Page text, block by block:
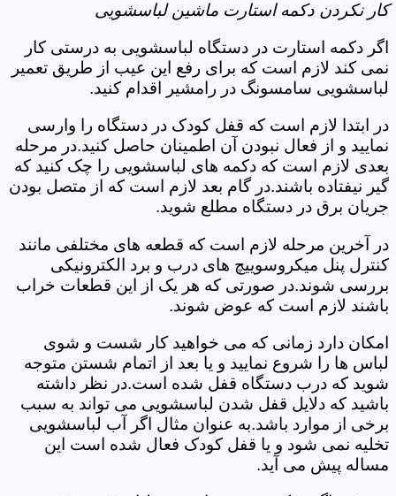
کار نکردن دکمه استارت ماشین لباسشویی
اگر دکمه استارت در دستگاه لباسشویی به درستی کار
نمی کند لازم است که برای رفع این عیب از طریق تعمیر
لباسشویی سامسونگ در رامشیر اقدام کنید.
در ابتدا لازم است که قفل کودک در دستگاه را وارسی
نمایید و از فعال نبودن آن اطمینان حاصل کنید.در مرحله
بعدی لازم است که دکمه های لباسشویی را چک کنید که
گیر نیفتاده باشند.در گام بعد لازم است که از متصل بودن
جریان برق در دستگاه مطلع شوید.
در آخرین مرحله لازم است که قطعه های مختلفی مانند
کنترل پنل میکروسوییچ های درب و برد الکترونیکی
بررسی شوند.در صورتی که هر یک از این قطعات خراب
باشند لازم است که عوض شوند.
امکان دارد زمانی که می خواهید کار شست و شوی
لباس ها را شروع نمایید و یا بعد از اتمام شستن متوجه
شوید که درب دستگاه قفل شده است.در نظر داشته
باشید که دلایل قفل شدن لباسشویی می تواند به سبب
برخی از موارد باشد.به عنوان مثال اگر آب لباسشویی
تخلیه نمی شود و یا قفل کودک فعال شده است این
مساله پیش می آید.